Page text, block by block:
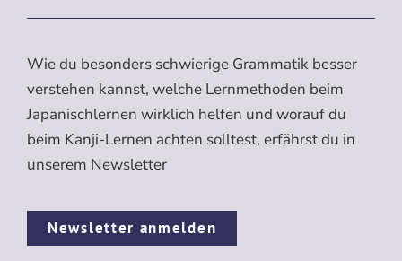
Wie du besonders schwierige Grammatik besser
verstehen kannst, welche Lernmethoden beim
Japanischlernen wirklich helfen und worauf du
beim Kanji-Lernen achten solltest, erfährst du in
unserem Newsletter
Newsletter anmelden